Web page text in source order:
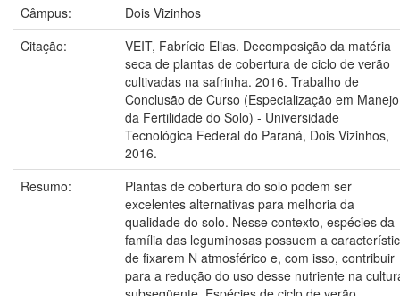
Câmpus:
Dois Vizinhos
Citação:
VEIT, Fabrício Elias. Decomposição da matéria
seca de plantas de cobertura de ciclo de verão
cultivadas na safrinha. 2016. Trabalho de
Conclusão de Curso (Especialização em Manejo
da Fertilidade do Solo) - Universidade
Tecnológica Federal do Paraná, Dois Vizinhos,
2016.
Resumo:
Plantas de cobertura do solo podem ser
excelentes alternativas para melhoria da
qualidade do solo. Nesse contexto, espécies da
família das leguminosas possuem a
de fixarem N atmosférico e, com isso, contribuir
para a redução do uso desse nutriente na